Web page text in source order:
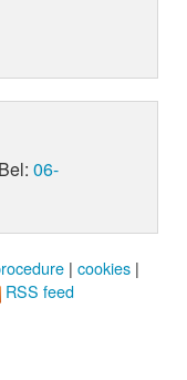
06-
| cookies |
RSS feed